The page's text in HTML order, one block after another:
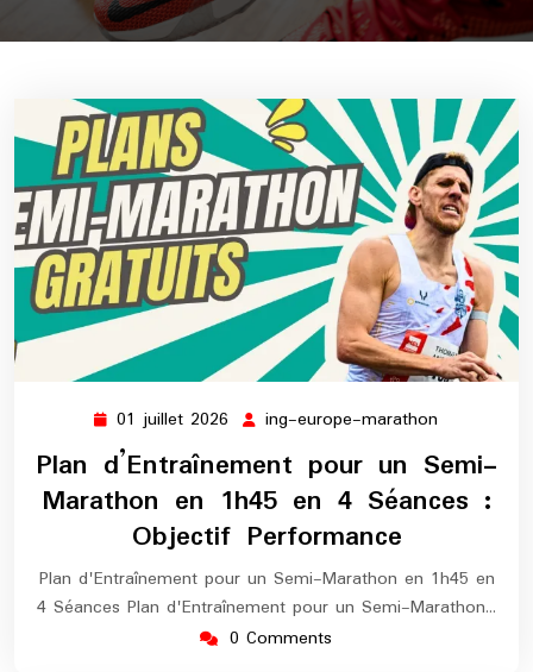
01 juillet 2026 01
2026
ing-europe-marathon
europe-
marathon
Plan d’Entraînement pour un Semi-
Marathon en 1h45 en 4 Séances :
Objectif Performance
Plan d'Entraînement pour un Semi-Marathon en 1h45 en
4 Séances Plan d'Entraînement pour un Semi-Marathon…
0 Comments